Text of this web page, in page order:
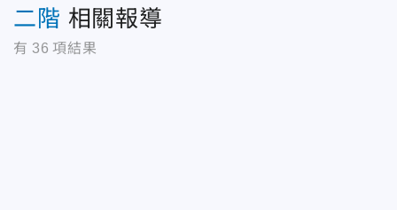
二階 相關報導
有 36 項結果